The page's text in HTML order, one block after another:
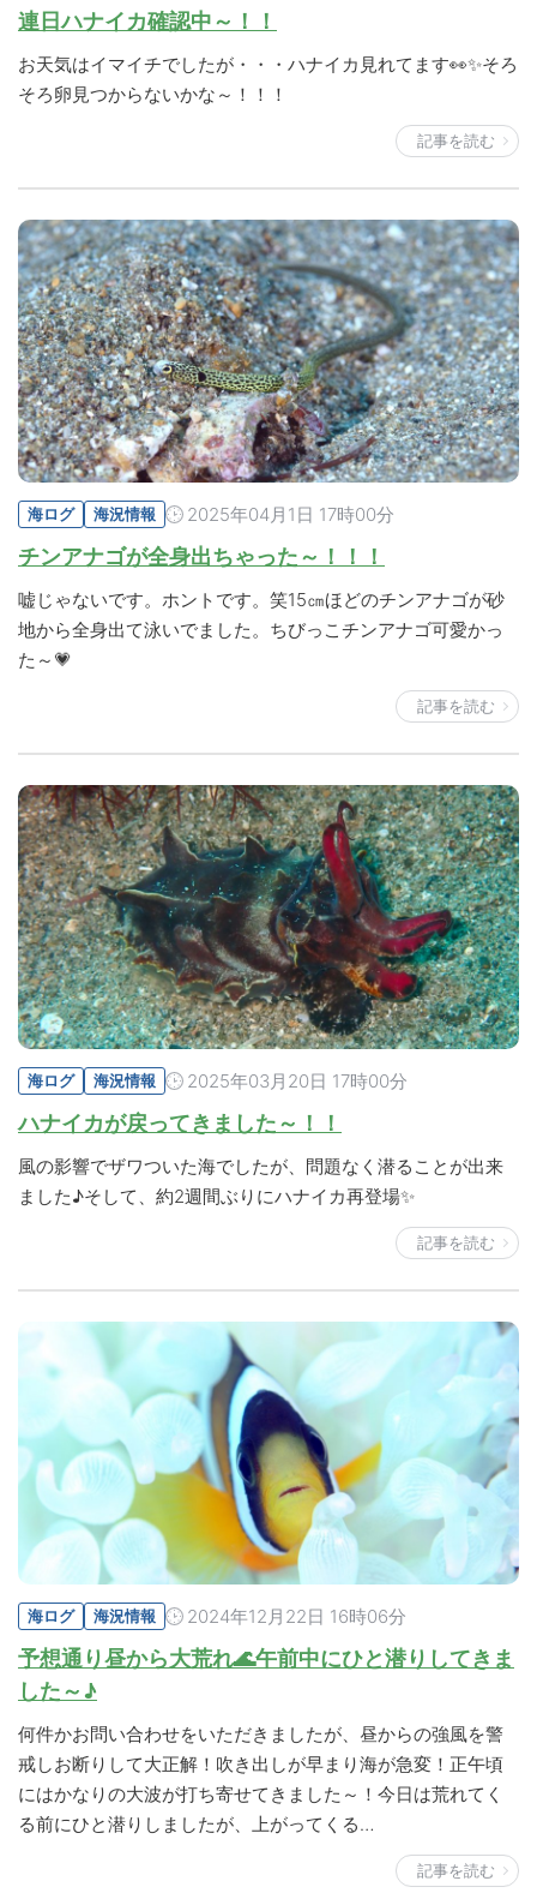
連日ハナイカ確認中～！！
お天気はイマイチでしたが・・・ハナイカ見れてます👀✨そろ
そろ卵見つからないかな～！！！
記事を読む
海ログ 海況情報 2025年04月1日 17時00分
チンアナゴが全身出ちゃった～！！！
嘘じゃないです。ホントです。笑15㎝ほどのチンアナゴが砂
地から全身出て泳いでました。ちびっこチンアナゴ可愛かっ
た～💗
記事を読む
海ログ 海況情報 2025年03月20日 17時00分
ハナイカが戻ってきました～！！
風の影響でザワついた海でしたが、問題なく潜ることが出来
ました♪そして、約2週間ぶりにハナイカ再登場✨
記事を読む
海ログ 海況情報 2024年12月22日 16時06分
予想通り昼から大荒れ🌊午前中にひと潜りしてきま
した～♪
何件かお問い合わせをいただきましたが、昼からの強風を警
戒しお断りして大正解！吹き出しが早まり海が急変！正午頃
にはかなりの大波が打ち寄せてきました～！今日は荒れてく
る前にひと潜りしましたが、上がってくる…
記事を読む